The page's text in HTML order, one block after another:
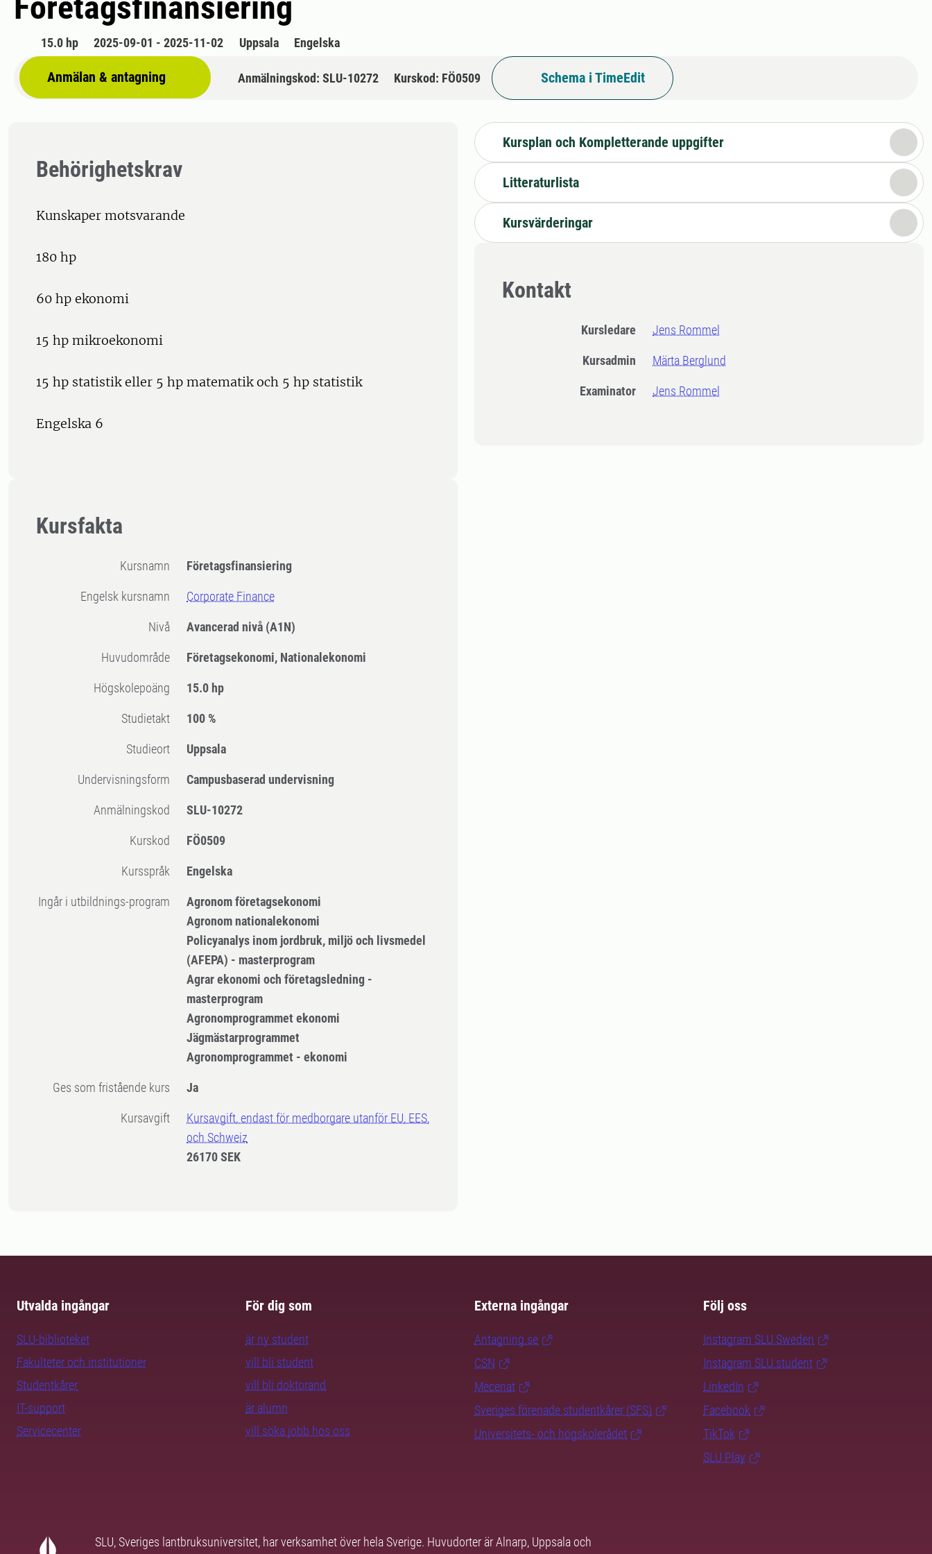
15.0 hp 2025-09-01 - 2025-11-02 Uppsala Engelska
Anmälan & antagning Anmälningskod: SLU-10272 Kurskod: FÖ0509 Schema i TimeEdit
Behörighetskrav
Kunskaper motsvarande
180 hp
60 hp ekonomi
15 hp mikroekonomi
15 hp statistik eller 5 hp matematik och 5 hp statistik
Engelska 6
Kursfakta
Kursnamn Företagsfinansiering
Engelsk kursnamn Corporate Finance
Nivå Avancerad nivå (A1N)
Huvudområde Företagsekonomi, Nationalekonomi
högskolepoäng 15.0 hp
Studietakt 100 %
Studieort Uppsala
Undervisningsform Campusbaserad undervisning
Anmälningskod SLU-10272
Kurskod FÖ0509
Kursspråk Engelska
Ingår i utbildnings-program
Agronom företagsekonomi
Agronom nationalekonomi
Policyanalys inom jordbruk, miljö och livsmedel
(AFEPA) - masterprogram
Agrar ekonomi och företagsledning -
masterprogram
Agronomprogrammet ekonomi
Jägmästarprogrammet
Agronomprogrammet - ekonomi
Ges som fristående kurs Ja
Kursavgift
Kursavgift, endast för medborgare utanför EU, EES,
och Schweiz
26170 SEK
Kursplan och Kompletterande uppgifter
Litteraturlista
Kursvärderingar
Kontakt
Kursledare Jens Rommel
Kursadmin Märta Berglund
Examinator Jens Rommel
Utvalda ingångar
SLU-biblioteket
Fakulteter och institutioner
Studentkårer
IT-support
Servicecenter
För dig som
är ny student
vill bli student
vill bli doktorand
är alumn
vill söka jobb hos oss
Externa ingångar
Antagning.se
CSN
Mecenat
Sveriges förenade studentkårer (SFS)
Universitets- och högskolerådet
Följ oss
Instagram SLU.Sweden
Instagram SLU.student
LinkedIn
Facebook
TikTok
SLU Play
SLU, Sveriges lantbruksuniversitet, har verksamhet över hela Sverige. Huvudorter är Alnarp, Uppsala och